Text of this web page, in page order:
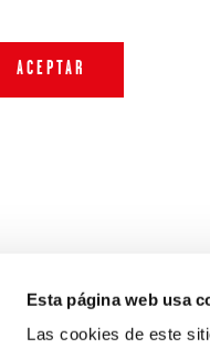
Esta página web usa
Las cookies de este